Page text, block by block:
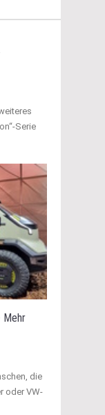
Serie
Mehr
die
oder VW-